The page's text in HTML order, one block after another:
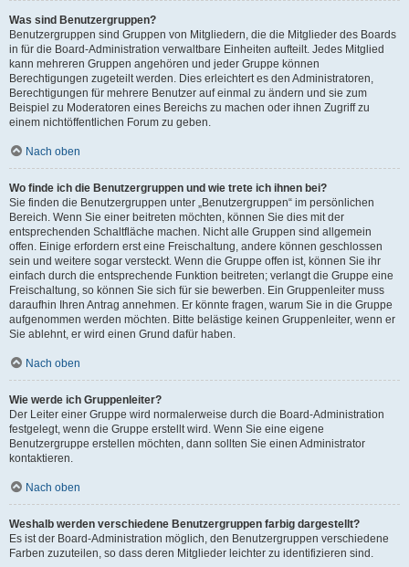
Was sind Benutzergruppen?
Benutzergruppen sind Gruppen von Mitgliedern, die die Mitglieder des Boards
in für die Board-Administration verwaltbare Einheiten aufteilt. Jedes Mitglied
kann mehreren Gruppen angehören und jeder Gruppe können
Berechtigungen zugeteilt werden. Dies erleichtert es den Administratoren,
Berechtigungen für mehrere Benutzer auf einmal zu ändern und sie zum
Beispiel zu Moderatoren eines Bereichs zu machen oder ihnen Zugriff zu
einem nichtöffentlichen Forum zu geben.
Nach oben
Wo finde ich die Benutzergruppen und wie trete ich ihnen bei?
Sie finden die Benutzergruppen unter „Benutzergruppen“ im persönlichen
Bereich. Wenn Sie einer beitreten möchten, können Sie dies mit der
entsprechenden Schaltfläche machen. Nicht alle Gruppen sind allgemein
offen. Einige erfordern erst eine Freischaltung, andere können geschlossen
sein und weitere sogar versteckt. Wenn die Gruppe offen ist, können Sie ihr
einfach durch die entsprechende Funktion beitreten; verlangt die Gruppe eine
Freischaltung, so können Sie sich für sie bewerben. Ein Gruppenleiter muss
daraufhin Ihren Antrag annehmen. Er könnte fragen, warum Sie in die Gruppe
aufgenommen werden möchten. Bitte belästige keinen Gruppenleiter, wenn er
Sie ablehnt, er wird einen Grund dafür haben.
Nach oben
Wie werde ich Gruppenleiter?
Der Leiter einer Gruppe wird normalerweise durch die Board-Administration
festgelegt, wenn die Gruppe erstellt wird. Wenn Sie eine eigene
Benutzergruppe erstellen möchten, dann sollten Sie einen Administrator
kontaktieren.
Nach oben
Weshalb werden verschiedene Benutzergruppen farbig dargestellt?
Es ist der Board-Administration möglich, den Benutzergruppen verschiedene
Farben zuzuteilen, so dass deren Mitglieder leichter zu identifizieren sind.